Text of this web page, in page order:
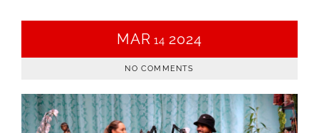
MAR 14 2024
NO COMMENTS